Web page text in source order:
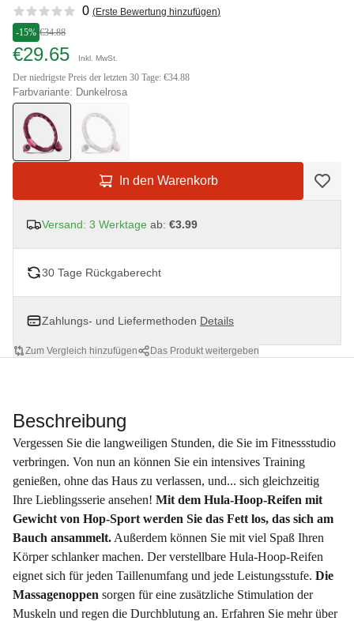
Reviews 0 (Erste Bewertung hinzufügen)
-15% €34.88
€29.65 Inkl. MwSt.
Der niedrigste Preis der letzten 30 Tage: €34.88
Farbvariante: Dunkelrosa
In den Warenkorb
Versand: 3 Werktage ab: €3.99
30 Tage Rückgaberecht
Zahlungs- und Liefermethoden Details
Zum Vergleich hinzufügen Das Produkt weitergeben
Beschreibung
Vergessen Sie die langweiligen Stunden, die Sie im Fitnessstudio
verbringen. Von nun an können Sie ein intensives Training
genießen, ohne das Haus zu verlassen, und... sich gleichzeitig
Ihre Lieblingsserie ansehen! Mit dem Hula-Hoop-Reifen mit
Gewicht von Hop-Sport werden Sie das Fett los, das sich am
Bauch ansammelt. Außerdem können Sie mit viel Spaß Ihren
Körper schlanker machen. Der verstellbare Hula-Hoop-Reifen
eignet sich für jeden Taillenumfang und jede Leistungsstufe. Die
Massagenoppen sorgen für eine zusätzliche Stimulation der
Muskeln und regen die Durchblutung an. Erfahren Sie mehr über